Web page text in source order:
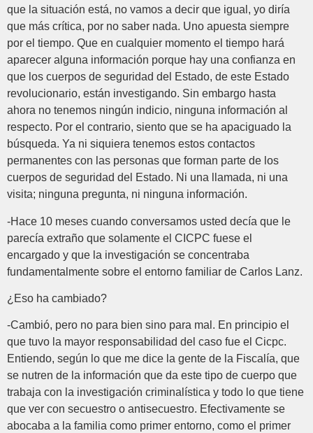
que la situación está, no vamos a decir que igual, yo diría
que más crítica, por no saber nada. Uno apuesta siempre
por el tiempo. Que en cualquier momento el tiempo hará
aparecer alguna información porque hay una confianza en
que los cuerpos de seguridad del Estado, de este Estado
revolucionario, están investigando. Sin embargo hasta
ahora no tenemos ningún indicio, ninguna información al
respecto. Por el contrario, siento que se ha apaciguado la
búsqueda. Ya ni siquiera tenemos estos contactos
permanentes con las personas que forman parte de los
cuerpos de seguridad del Estado. Ni una llamada, ni una
visita; ninguna pregunta, ni ninguna información.
-Hace 10 meses cuando conversamos usted decía que le
parecía extraño que solamente el CICPC fuese el
encargado y que la investigación se concentraba
fundamentalmente sobre el entorno familiar de Carlos Lanz.
¿Eso ha cambiado?
-Cambió, pero no para bien sino para mal. En principio el
que tuvo la mayor responsabilidad del caso fue el Cicpc.
Entiendo, según lo que me dice la gente de la Fiscalía, que
se nutren de la información que da este tipo de cuerpo que
trabaja con la investigación criminalística y todo lo que tiene
que ver con secuestro o antisecuestro. Efectivamente se
abocaba a la familia como primer entorno, como el primer